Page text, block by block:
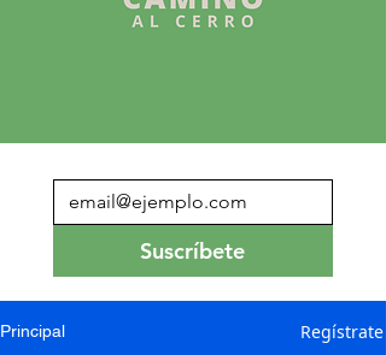
Suscríbete
Principal Regístrate